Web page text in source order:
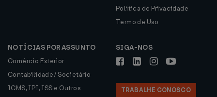
Política de Privacidade
Termo de Uso
NOTÍCIAS POR ASSUNTO
Comércio Exterior
Contabilidade / Societário
ICMS, IPI, ISS e Outros
SIGA-NOS
TRABALHE CONOSCO